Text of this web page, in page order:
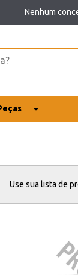
Nenhum
Use sua lista de